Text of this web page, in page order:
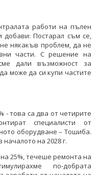
работи на пълен
добави: Постарал съм се,
някакъв проблем, да не
части. С решение на
дали възможност за
може да си купи частите
- това са два от четирите
специалисти от
оборудване – Тошиба.
на 2028 г.
25%, течеше ремонта на
по-добрата